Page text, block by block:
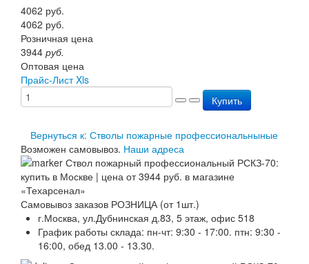
Пожарное оборудование
Перезарядка
Перезарядка ОП
Перезарядка ОВП
Доставка
Публичная оферта
Сертификаты
Вопрос-Ответ
Контакты
4062 руб.
4062 руб.
Розничная цена
3944 руб.
Оптовая цена
Прайс-Лист Xls
Купить
Вернуться к: Стволы пожарные профессиональныные
Возможен самовывоз. Наши адреса
Самовывоз заказов РОЗНИЦА (от 1шт.)
г.Москва, ул.Дубнинская д.83, 5 этаж, офис 518
График работы склада: пн-чт: 9:30 - 17:00. птн: 9:30 -
16:00, обед 13.00 - 13.30.